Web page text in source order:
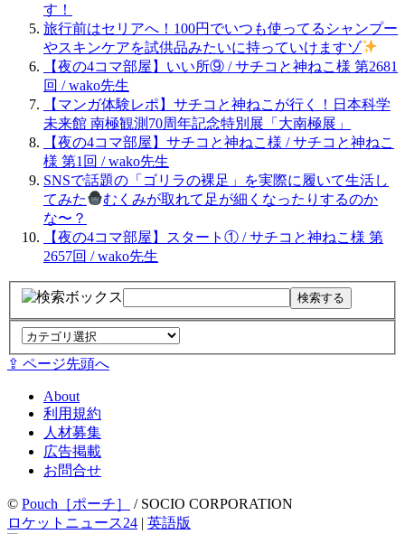
す！
旅行前はセリアへ！100円でいつも使ってるシャンプー
やスキンケアを試供品みたいに持っていけますゾ
【夜の4コマ部屋】いい所⑨ / サチコと神ねこ様 第2681
回 / wako先生
【マンガ体験レポ】サチコと神ねこが行く！日本科学
未来館 南極観測70周年記念特別展「大南極展」
【夜の4コマ部屋】サチコと神ねこ様 / サチコと神ねこ
様 第1回 / wako先生
SNSで話題の「ゴリラの裸足」を実際に履いて生活し
てみた
むくみが取れて足が細くなったりするのか
な〜？
【夜の4コマ部屋】スタート① / サチコと神ねこ様 第
2657回 / wako先生
⇪ ページ先頭へ
About
利用規約
人材募集
広告掲載
お問合せ
© Pouch［ポーチ］
/ SOCIO CORPORATION
ロケットニュース24 | 英語版